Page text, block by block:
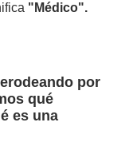
"Médico".
por
qué
es una